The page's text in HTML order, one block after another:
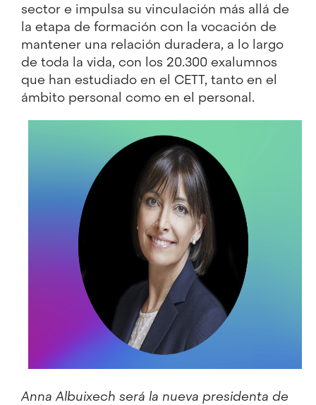
sector e impulsa su vinculación más allá de
la etapa de formación con la vocación de
mantener una relación duradera, a lo largo
de toda la vida, con los 20.300 exalumnos
que han estudiado en el CETT, tanto en el
ámbito personal como en el personal.
Anna Albuixech será la nueva presidenta de